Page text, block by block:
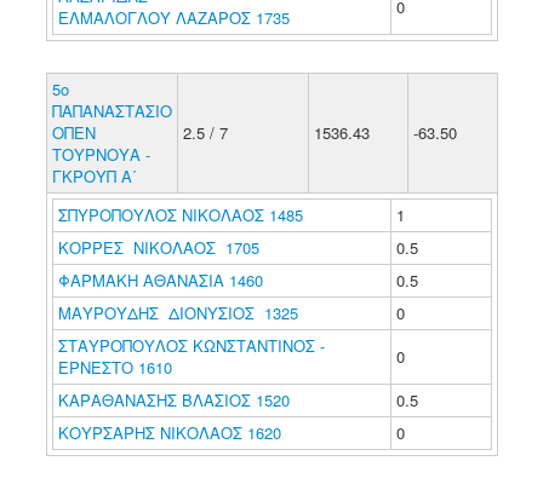
ΕΛΜΑΛΟΓΛΟΥ ΛΑΖΑΡΟΣ 1735
0
5ο
ΠΑΠΑΝΑΣΤΑΣΙΟ
ΟΠΕΝ
ΤΟΥΡΝΟΥΑ -
ΓΚΡΟΥΠ Α΄
2.5 / 7 1536.43 -63.50
ΣΠΥΡΟΠΟΥΛΟΣ ΝΙΚΟΛΑΟΣ 1485
1
ΚΟΡΡΕΣ ΝΙΚΟΛΑΟΣ 1705
0.5
ΦΑΡΜΑΚΗ ΑΘΑΝΑΣΙΑ 1460
0.5
ΜΑΥΡΟΥΔΗΣ ΔΙΟΝΥΣΙΟΣ 1325
0
ΣΤΑΥΡΟΠΟΥΛΟΣ ΚΩΝΣΤΑΝΤΙΝΟΣ -
ΕΡΝΕΣΤΟ 1610
0
ΚΑΡΑΘΑΝΑΣΗΣ ΒΛΑΣΙΟΣ 1520
0.5
ΚΟΥΡΣΑΡΗΣ ΝΙΚΟΛΑΟΣ 1620
0